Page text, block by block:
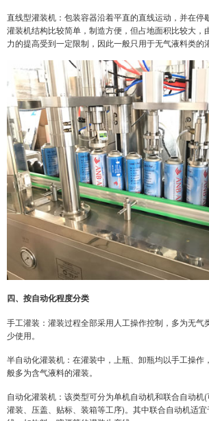
直线型灌装机：包装容器沿着平直的直线运动，并在停
灌装机结构比较简单，制造方便，但占地面积比较大，
力的提高受到一定限制，因此一般只用于无气液料类的
四、按自动化程度分类
手工灌装：灌装过程全部采用人工操作控制，多为无气
少使用。
半自动化灌装机：在灌装中，上瓶、卸瓶均以手工操作
般多为含气液料的灌装。
自动化灌装机：该类型可分为单机自动机和联合自动机(
灌装、压盖、贴标、装箱等工序)。其中联合自动机适